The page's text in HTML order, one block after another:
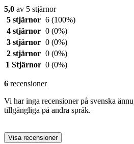
5,0 av 5 stjärnor
5 stjärnor 6 (100%)
4 stjärnor 0 (0%)
3 stjärnor 0 (0%)
2 stjärnor 0 (0%)
1 Stjärnor 0 (0%)
6 recensioner
Vi har inga recensioner på svenska
tillgängliga på andra språk.
Visa recensioner